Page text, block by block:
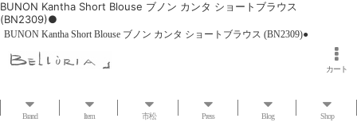
BUNON Kantha Short Blouse ブノン カンタ ショートブラウス
(BN2309)●
BUNON Kantha Short Blouse ブノン カンタ ショートブラウス (BN2309)●
カート
Brand Item 市松 Press Blog Shop